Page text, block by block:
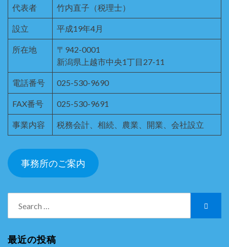
代表者 竹内直子（税理士）
設立 平成19年4月
所在地
〒942-0001
新潟県上越市中央1丁目27-11
電話番号 025-530-9690
FAX番号 025-530-9691
事業内容 税務会計、相続、農業、開業、会社設立
事務所のご案内
for:
最近の投稿